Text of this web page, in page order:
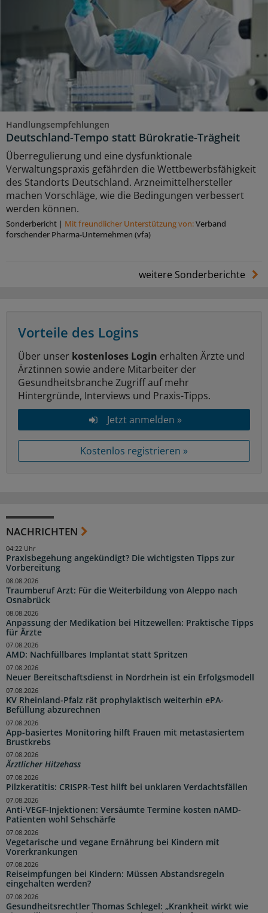
Handlungsempfehlungen
Deutschland-Tempo statt Bürokratie-Trägheit
Überregulierung und eine dysfunktionale
Verwaltungspraxis gefährden die Wettbewerbsfähigkeit
des Standorts Deutschland. Arzneimittelhersteller
machen Vorschläge, wie die Bedingungen verbessert
werden können.
Sonderbericht | Mit freundlicher Unterstützung von:Verband
forschender Pharma-Unternehmen (vfa)
weitere Sonderberichte
Vorteile des Logins
Über unser kostenloses Login erhalten Ärzte und
Ärztinnen sowie andere Mitarbeiter der
Gesundheitsbranche Zugriff auf mehr
Hintergründe, Interviews und Praxis-Tipps.
Jetzt anmelden »
Kostenlos registrieren »
NACHRICHTEN
Praxisbegehung angekündigt? Die wichtigsten Tipps zur
Vorbereitung
04:22 Uhr
Traumberuf Arzt: Für die Weiterbildung von Aleppo nach
Osnabrück
08.08.2026
Anpassung der Medikation bei Hitzewellen: Praktische Tipps
für Ärzte
08.08.2026
AMD: Nachfüllbares Implantat statt Spritzen
07.08.2026
Neuer Bereitschaftsdienst in Nordrhein ist ein Erfolgsmodell
07.08.2026
KV Rheinland-Pfalz rät prophylaktisch weiterhin ePA-
Befüllung abzurechnen
07.08.2026
App-basiertes Monitoring hilft Frauen mit metastasiertem
Brustkrebs
07.08.2026
Ärztlicher Hitzehass
07.08.2026
Pilzkeratitis: CRISPR-Test hilft bei unklaren Verdachtsfällen
07.08.2026
Anti-VEGF-Injektionen: Versäumte Termine kosten nAMD-
Patienten wohl Sehschärfe
07.08.2026
Vegetarische und vegane Ernährung bei Kindern mit
Vorerkrankungen
07.08.2026
Reiseimpfungen bei Kindern: Müssen Abstandsregeln
eingehalten werden?
07.08.2026
Gesundheitsrechtler Thomas Schlegel: „Krankheit wirkt wie
07.08.2026